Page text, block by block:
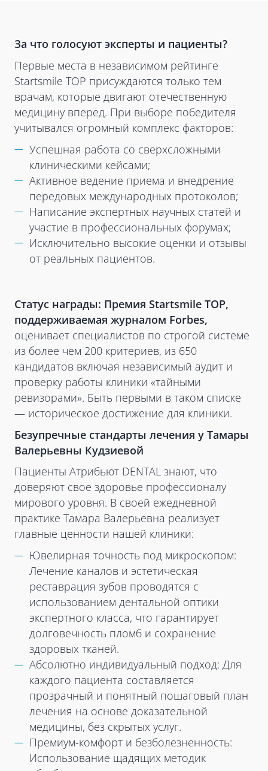
За что голосуют эксперты и пациенты?
Первые места в независимом рейтинге
Startsmile TOP присуждаются только тем
врачам, которые двигают отечественную
медицину вперед. При выборе победителя
учитывался огромный комплекс факторов:
Успешная работа со сверхсложными
клиническими кейсами;
Активное ведение приема и внедрение
передовых международных протоколов;
Написание экспертных научных статей и
участие в профессиональных форумах;
Исключительно высокие оценки и отзывы
от реальных пациентов.
Статус награды: Премия Startsmile TOP,
поддерживаемая журналом Forbes,
оценивает специалистов по строгой системе
из более чем 200 критериев, из 650
кандидатов включая независимый аудит и
проверку работы клиники «тайными
ревизорами». Быть первыми в таком списке
— историческое достижение для клиники.
Безупречные стандарты лечения у Тамары
Валерьевны Кудзиевой
Пациенты Атрибьют DENTAL знают, что
доверяют свое здоровье профессионалу
мирового уровня. В своей ежедневной
практике Тамара Валерьевна реализует
главные ценности нашей клиники:
Ювелирная точность под микроскопом:
Лечение каналов и эстетическая
реставрация зубов проводятся с
использованием дентальной оптики
экспертного класса, что гарантирует
долговечность пломб и сохранение
здоровых тканей.
Абсолютно индивидуальный подход: Для
каждого пациента составляется
прозрачный и понятный пошаговый план
лечения на основе доказательной
медицины, без скрытых услуг.
Премиум-комфорт и безболезненность:
Использование щадящих методик